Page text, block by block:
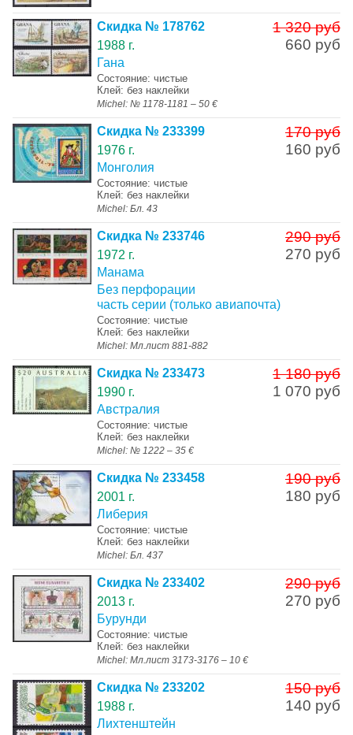
1 320 руб
660 руб
Скидка № 178762
1988 г.
Гана
Состояние: чистые
Клей: без наклейки
Michel: № 1178-1181 – 50 €
170 руб
160 руб
Скидка № 233399
1976 г.
Монголия
Состояние: чистые
Клей: без наклейки
Michel: Бл. 43
290 руб
270 руб
Скидка № 233746
1972 г.
Манама
Без перфорации
часть серии (только авиапочта)
Состояние: чистые
Клей: без наклейки
Michel: Мл.лист 881-882
1 180 руб
1 070 руб
Скидка № 233473
1990 г.
Австралия
Состояние: чистые
Клей: без наклейки
Michel: № 1222 – 35 €
190 руб
180 руб
Скидка № 233458
2001 г.
Либерия
Состояние: чистые
Клей: без наклейки
Michel: Бл. 437
290 руб
270 руб
Скидка № 233402
2013 г.
Бурунди
Состояние: чистые
Клей: без наклейки
Michel: Мл.лист 3173-3176 – 10 €
150 руб
140 руб
Скидка № 233202
1988 г.
Лихтенштейн